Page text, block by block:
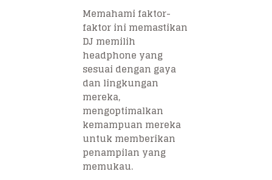
Memahami faktor-
faktor ini memastikan
DJ memilih
headphone yang
sesuai dengan gaya
dan lingkungan
mereka,
mengoptimalkan
kemampuan mereka
untuk memberikan
penampilan yang
memukau.